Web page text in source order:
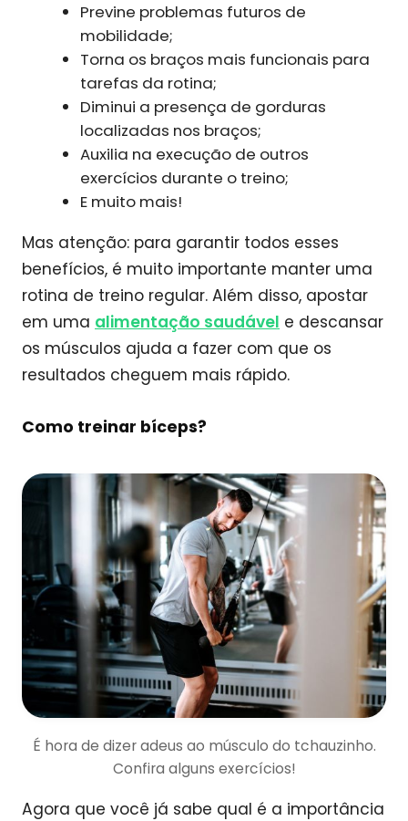
Previne problemas futuros de
mobilidade;
Torna os braços mais funcionais para
tarefas da rotina;
Diminui a presença de gorduras
localizadas nos braços;
Auxilia na execução de outros
exercícios durante o treino;
E muito mais!
Mas atenção: para garantir todos esses
benefícios, é muito importante manter uma
rotina de treino regular. Além disso, apostar
em uma alimentação saudável e descansar
os músculos ajuda a fazer com que os
resultados cheguem mais rápido.
Como treinar bíceps?
É hora de dizer adeus ao músculo do tchauzinho.
Confira alguns exercícios!
Agora que você já sabe qual é a importância